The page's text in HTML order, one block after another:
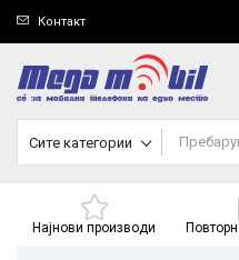
Контакт
Сите категории
Најнови производи